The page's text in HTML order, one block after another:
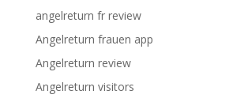
angelreturn fr review
Angelreturn frauen app
Angelreturn review
Angelreturn visitors